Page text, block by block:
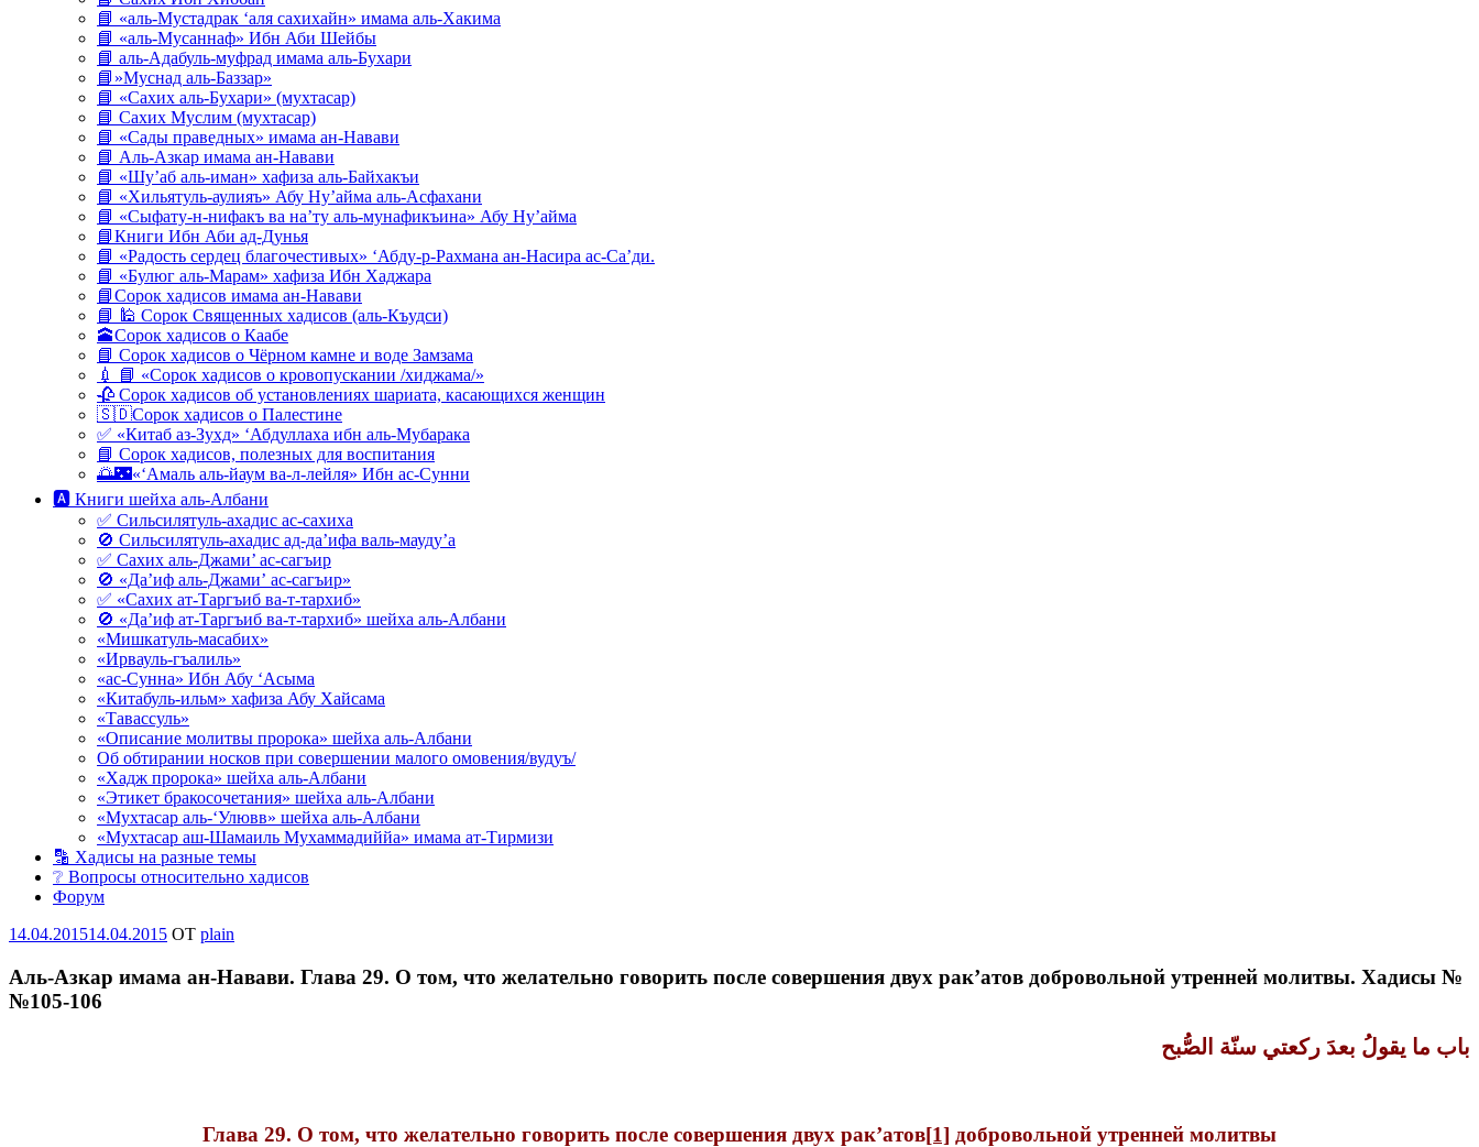
📘 «аль-Мустадрак ‘аля сахихайн» имама аль-Хакима
📘 «аль-Мусаннаф» Ибн Аби Шейбы
📘 аль-Адабуль-муфрад имама аль-Бухари
📘»Муснад аль-Баззар»
📘 «Сахих аль-Бухари» (мухтасар)
📘 Сахих Муслим (мухтасар)
📘 «Сады праведных» имама ан-Навави
📘 Аль-Азкар имама ан-Навави
📘 «Шу’аб аль-иман» хафиза аль-Байхакъи
📘 «Хильятуль-аулияъ» Абу Ну’айма аль-Асфахани
📘 «Сыфату-н-нифакъ ва на’ту аль-мунафикъина» Абу Ну’айма
📘Книги Ибн Аби ад-Дунья
📘 «Радость сердец благочестивых» ‘Абду-р-Рахмана ан-Насира ас-Са’ди.
📘 «Булюг аль-Марам» хафиза Ибн Хаджара
📘Сорок хадисов имама ан-Навави
📘 🕌 Сорок Священных хадисов (аль-Къудси)
🕋Сорок хадисов о Каабе
📘 Сорок хадисов о Чёрном камне и воде Замзама
💉 📘 «Сорок хадисов о кровопускании /хиджама/»
🥀 Сорок хадисов об установлениях шариата, касающихся женщин
🇸🇩Сорок хадисов о Палестине
✅ «Китаб аз-Зухд» ‘Абдуллаха ибн аль-Мубарака
📘 Сорок хадисов, полезных для воспитания
🌅🌃«‘Амаль аль-йаум ва-л-лейля» Ибн ас-Сунни
🅰 Книги шейха аль-Албани
✅ Сильсилятуль-ахадис ас-сахиха
🚫 Сильсилятуль-ахадис ад-да’ифа валь-мауду’а
✅ Сахих аль-Джами’ ас-сагъир
🚫 «Да’иф аль-Джами’ ас-сагъир»
✅ «Сахих ат-Таргъиб ва-т-тархиб»
🚫 «Да’иф ат-Таргъиб ва-т-тархиб» шейха аль-Албани
«Мишкатуль-масабих»
«Ирвауль-гъалиль»
«ас-Сунна» Ибн Абу ‘Асыма
«Китабуль-ильм» хафиза Абу Хайсама
«Тавассуль»
«Описание молитвы пророка» шейха аль-Албани
Об обтирании носков при совершении малого омовения/вудуъ/
«Хадж пророка» шейха аль-Албани
«Этикет бракосочетания» шейха аль-Албани
«Мухтасар аль-‘Улювв» шейха аль-Албани
«Мухтасар аш-Шамаиль Мухаммадиййа» имама ат-Тирмизи
🔡 Хадисы на разные темы
❔ Вопросы относительно хадисов
Форум
Опубликовано
14.04.201514.04.2015 OT plain
Аль-Азкар имама ан-Навави. Глава 29. О том, что желательно говорить после совершения двух рак’атов добровольной утренней молитвы. Хадисы №
№105-106
باب ما يقولُ بعدَ ركعتي سنّة الصُّبح
Глава 29. О том, что желательно говорить после совершения двух рак’атов[1] добровольной утренней молитвы